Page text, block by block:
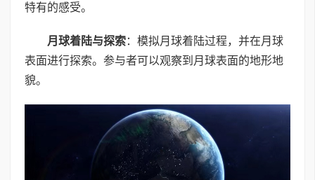
特有的感受。
月球着陆与探索：模拟月球着陆过程，并在月球
表面进行探索。参与者可以观察到月球表面的地形地
貌。